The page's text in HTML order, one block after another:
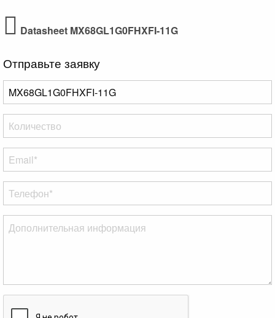
Datasheet MX68GL1G0FHXFI-11G
Отправьте заявку